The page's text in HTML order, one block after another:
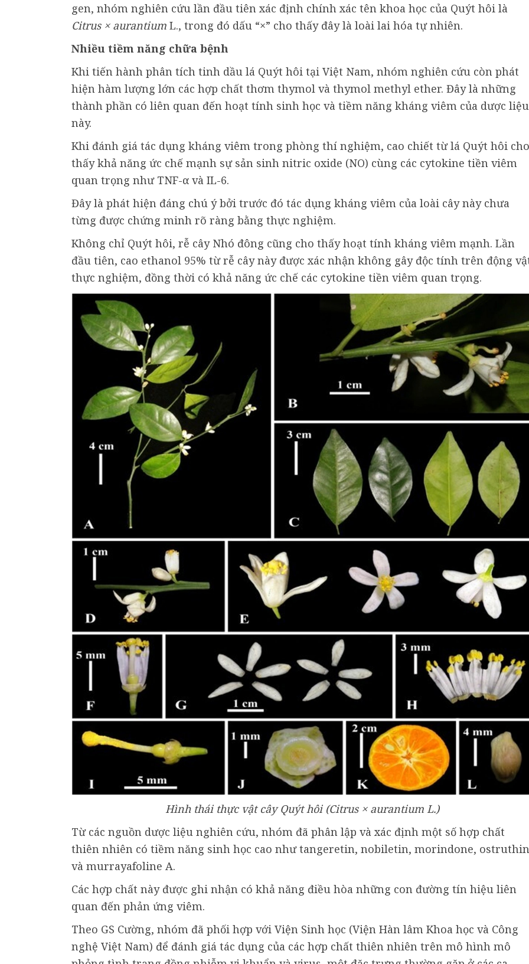
gen, nhóm nghiên cứu lần đầu tiên xác định chính xác tên khoa học của Quýt hôi là
Citrus × aurantium L., trong đó dấu “×” cho thấy đây là loài lai hóa tự nhiên.
Nhiều tiềm năng chữa bệnh
Khi tiến hành phân tích tinh dầu lá Quýt hôi tại Việt Nam, nhóm nghiên cứu còn phát
hiện hàm lượng lớn các hợp chất thơm thymol và thymol methyl ether. Đây là những
thành phần có liên quan đến hoạt tính sinh học và tiềm năng kháng viêm của dược liệu
này.
Khi đánh giá tác dụng kháng viêm trong phòng thí nghiệm, cao chiết từ lá Quýt hôi cho
thấy khả năng ức chế mạnh sự sản sinh nitric oxide (NO) cùng các cytokine tiền viêm
quan trọng như TNF-α và IL-6.
Đây là phát hiện đáng chú ý bởi trước đó tác dụng kháng viêm của loài cây này chưa
từng được chứng minh rõ ràng bằng thực nghiệm.
Không chỉ Quýt hôi, rễ cây Nhó đông cũng cho thấy hoạt tính kháng viêm mạnh. Lần
đầu tiên, cao ethanol 95% từ rễ cây này được xác nhận không gây độc tính trên động
thực nghiệm, đồng thời có khả năng ức chế các cytokine tiền viêm quan trọng.
Hình thái thực vật cây Quýt hôi (Citrus × aurantium L.)
Từ các nguồn dược liệu nghiên cứu, nhóm đã phân lập và xác định một số hợp chất
thiên nhiên có tiềm năng sinh học cao như tangeretin, nobiletin, morindone, ostruthin
và murrayafoline A.
Các hợp chất này được ghi nhận có khả năng điều hòa những con đường tín hiệu liên
quan đến phản ứng viêm.
Theo GS Cường, nhóm đã phối hợp với Viện Sinh học (Viện Hàn lâm Khoa học và Công
nghệ Việt Nam) để đánh giá tác dụng của các hợp chất thiên nhiên trên mô hình mô